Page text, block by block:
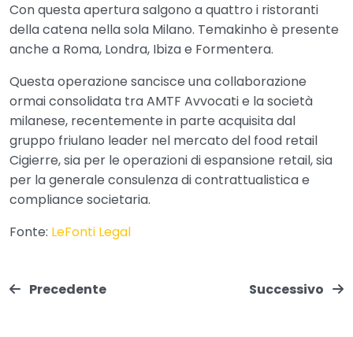
Con questa apertura salgono a quattro i ristoranti
della catena nella sola Milano. Temakinho è presente
anche a Roma, Londra, Ibiza e Formentera.
Questa operazione sancisce una collaborazione
ormai consolidata tra AMTF Avvocati e la società
milanese, recentemente in parte acquisita dal
gruppo friulano leader nel mercato del food retail
Cigierre, sia per le operazioni di espansione retail, sia
per la generale consulenza di contrattualistica e
compliance societaria.
Fonte: LeFonti Legal
Precedente Successivo